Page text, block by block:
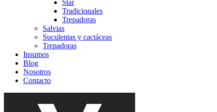
Star
Tradicionales
Trepadoras
Salvias
Suculentas y cactáceas
Trepadoras
Insumos
Blog
Nosotros
Contacto